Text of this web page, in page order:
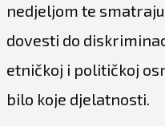
nedjeljom te
dovesti do
etničkoj i političkoj
bilo koje djelatnosti.